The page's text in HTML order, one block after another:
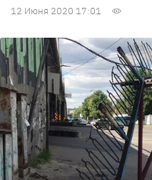
12 Июня 2020 17:01